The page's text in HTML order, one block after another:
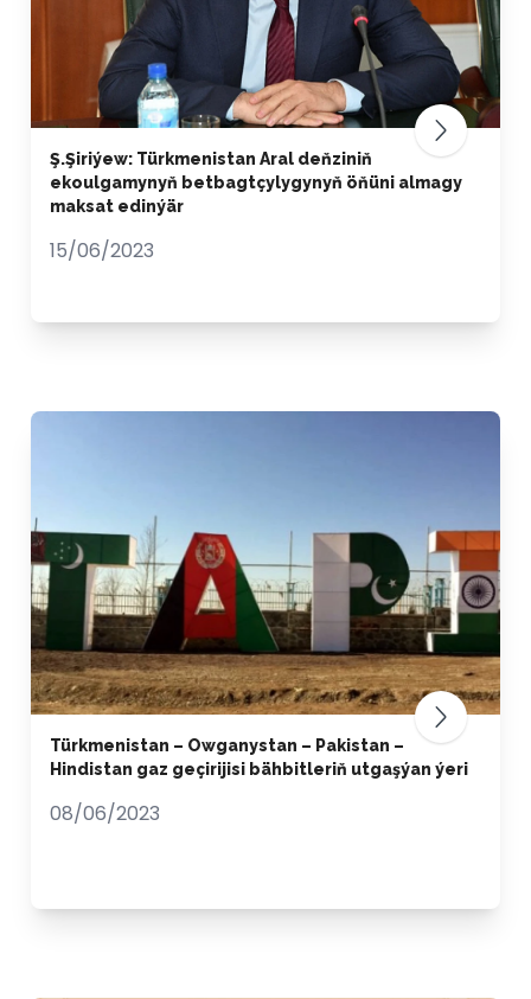
Ş.Şiriýew: Türkmenistan Aral deňziniň
ekoulgamynyň betbagtçylygynyň öňüni almagy
maksat edinýär
15/06/2023
Türkmenistan – Owganystan – Pakistan –
Hindistan gaz geçirijisi bähbitleriň utgaşýan ýeri
08/06/2023